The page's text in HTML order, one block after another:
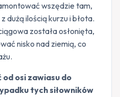
wszędzie tam,
dużą ilością kurzu i błota.
została osłonięta,
nisko nad ziemią, co
od osi zawiasu do
tych siłowników